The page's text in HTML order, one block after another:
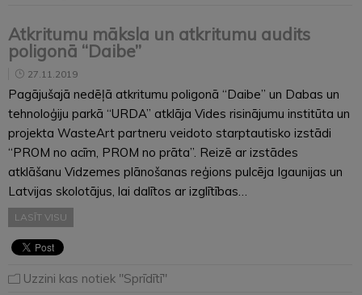
Atkritumu māksla un atkritumu audits
poligonā “Daibe”
27.11.2019
Pagājušajā nedēļā atkritumu poligonā “Daibe” un Dabas un
tehnoloģiju parkā “URDA” atklāja Vides risinājumu institūta un
projekta WasteArt partneru veidoto starptautisko izstādi
“PROM no acīm, PROM no prāta”. Reizē ar izstādes
atklāšanu Vidzemes plānošanas reģions pulcēja Igaunijas un
Latvijas skolotājus, lai dalītos ar izglītības…
LASĪT VISU
Uzzini kas notiek "Sprīdītī"